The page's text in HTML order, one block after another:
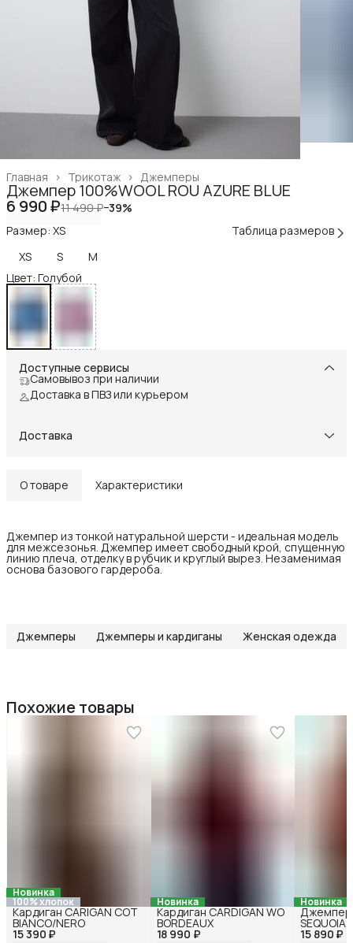
Джемперы
Трикотаж ›
Главная ›
Джемпер 100%WOOL ROU AZURE BLUE
6 990 ₽11 490 ₽−39%
Размер: XS
Таблица размеров
XS
S
M
Цвет: Голубой
Доступные сервисы
Самовывоз при наличии
Доставка в ПВЗ или курьером
Доставка
О товаре Характеристики
Джемпер из тонкой натуральной шерсти - идеальная модель
для межсезонья. Джемпер имеет свободный крой, спущенную
линию плеча, отделку в рубчик и круглый вырез. Незаменимая
основа базового гардероба.
Джемперы Джемперы и кардиганы Женская одежда
Похожие товары
Новинка
100% хлопок
15 390 ₽
Кардиган CARIGAN COT
BIANCO/NERO
Новинка
18 990 ₽
Кардиган CARDIGAN WO
BORDEAUX
Новинка
15 890 ₽
Джемпер
SEQUOIA